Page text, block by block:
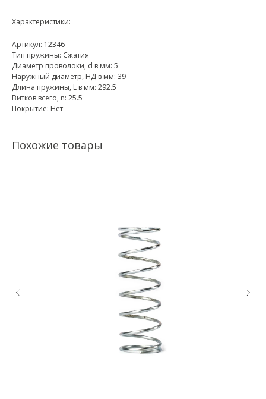
Характеристики:
Артикул: 12346
Тип пружины: Сжатия
Диаметр проволоки, d в мм: 5
Наружный диаметр, НД в мм: 39
Длина пружины, L в мм: 292.5
Витков всего, n: 25.5
Покрытие: Нет
Похожие товары